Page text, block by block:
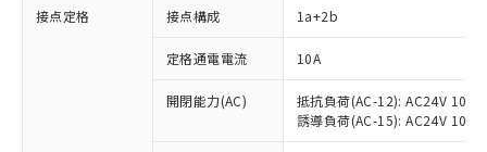
接点定格 接点構成 1a+2b
定格通電電流 10A
開閉能力(AC)
抵抗負荷(AC-12): AC24V 10A/
誘導負荷(AC-15): AC24V
※1 対応状況
対応済み：EU RoHS指令（10物質）の
非含有に対応した製品が提供可能な商品で
対応予定：EU RoHS指令（10物質）の非含